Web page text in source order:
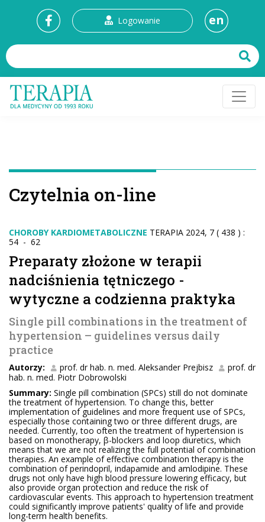
Logowanie en
Czytelnia on-line
CHOROBY KARDIOMETABOLICZNE TERAPIA 2024, 7 ( 438 ) :
54 - 62
Preparaty złożone w terapii
nadciśnienia tętniczego -
wytyczne a codzienna praktyka
Single pill combinations in the treatment of
hypertension – guidelines versus daily
practice
Autorzy: prof. dr hab. n. med. Aleksander Prejbisz
prof. dr
hab. n. med. Piotr Dobrowolski
Summary: Single pill combination (SPCs) still do not dominate
the treatment of hypertension. To change this, better
implementation of guidelines and more frequent use of SPCs,
especially those containing two or three different drugs, are
needed. Currently, too often the treatment of hypertension is
based on monotherapy, β-blockers and loop diuretics, which
means that we are not realizing the full potential of combination
therapies. An example of effective combination therapy is the
combination of perindopril, indapamide and amlodipine. These
drugs not only have high blood pressure lowering efficacy, but
also provide organ protection and reduce the risk of
cardiovascular events. This approach to hypertension treatment
could significantly improve patients' quality of life and provide
long-term health benefits.